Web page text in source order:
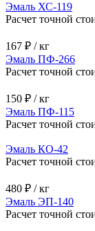
Эмаль ХС-119
Расчет точной
167 ₽ / кг
Эмаль ПФ-266
Расчет точной
150 ₽ / кг
Эмаль ПФ-115
Расчет точной
Эмаль КО-42
Расчет точной
480 ₽ / кг
Эмаль ЭП-140
Расчет точной